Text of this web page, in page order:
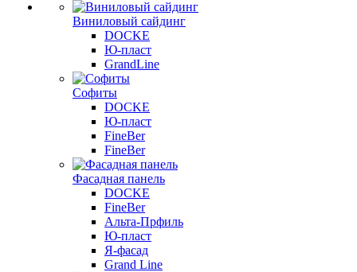
Виниловый сайдинг
DOCKE
Ю-пласт
GrandLine
Софиты
DOCKE
Ю-пласт
FineBer
FineBer
Фасадная панель
DOCKE
FineBer
Альта-Прфиль
Ю-пласт
Я-фасад
Grand Line